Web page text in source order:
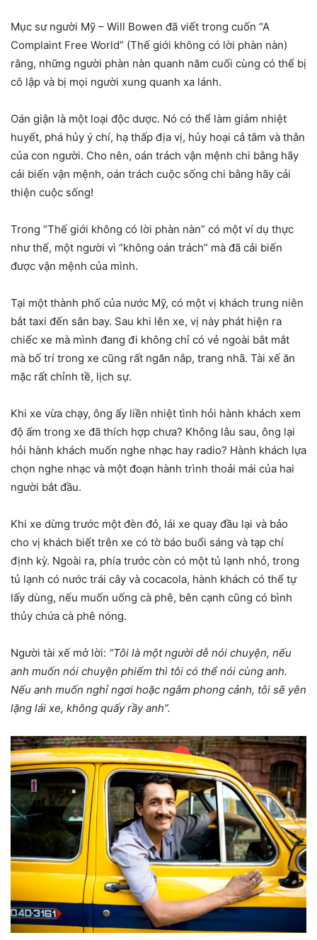
Mục sư người Mỹ – Will Bowen đã viết trong cuốn “A
Complaint Free World” (Thế giới không có lời phàn nàn)
rằng, những người phàn nàn quanh năm cuối cùng có thể bị
cô lập và bị mọi người xung quanh xa lánh.
Oán giận là một loại độc dược. Nó có thể làm giảm nhiệt
huyết, phá hủy ý chí, hạ thấp địa vị, hủy hoại cả tâm và thân
của con người. Cho nên, oán trách vận mệnh chi bằng hãy
cải biến vận mệnh, oán trách cuộc sống chi bằng hãy cải
thiện cuộc sống!
Trong “Thế giới không có lời phàn nàn” có một ví dụ thực
như thế, một người vì “không oán trách” mà đã cải biến
được vận mệnh của mình.
Tại một thành phố của nước Mỹ, có một vị khách trung niên
bắt taxi đến sân bay. Sau khi lên xe, vị này phát hiện ra
chiếc xe mà mình đang đi không chỉ có vẻ ngoài bắt mắt
mà bố trí trong xe cũng rất ngăn nắp, trang nhã. Tài xế ăn
mặc rất chỉnh tề, lịch sự.
Khi xe vừa chạy, ông ấy liền nhiệt tình hỏi hành khách xem
độ ấm trong xe đã thích hợp chưa? Không lâu sau, ông lại
hỏi hành khách muốn nghe nhạc hay radio? Hành khách lựa
chọn nghe nhạc và một đoạn hành trình thoải mái của hai
người bắt đầu.
Khi xe dừng trước một đèn đỏ, lái xe quay đầu lại và bảo
cho vị khách biết trên xe có tờ báo buổi sáng và tạp chí
định kỳ. Ngoài ra, phía trước còn có một tủ lạnh nhỏ, trong
tủ lạnh có nước trái cây và cocacola, hành khách có thể tự
lấy dùng, nếu muốn uống cà phê, bên cạnh cũng có bình
thủy chứa cà phê nóng.
Người tài xế mở lời: “Tôi là một người dễ nói chuyện, nếu
anh muốn nói chuyện phiếm thì tôi có thể nói cùng anh.
Nếu anh muốn nghỉ ngơi hoặc ngắm phong cảnh, tôi sẽ yên
lặng lái xe, không quấy rầy anh”.